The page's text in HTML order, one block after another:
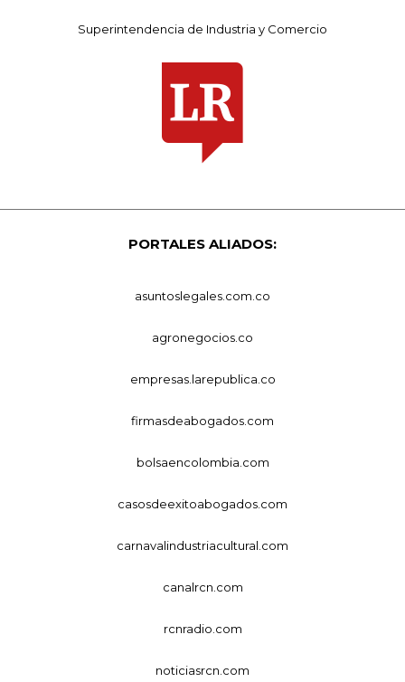
Superintendencia de Industria y Comercio
PORTALES ALIADOS:
asuntoslegales.com.co
agronegocios.co
empresas.larepublica.co
firmasdeabogados.com
bolsaencolombia.com
casosdeexitoabogados.com
carnavalindustriacultural.com
canalrcn.com
rcnradio.com
noticiasrcn.com